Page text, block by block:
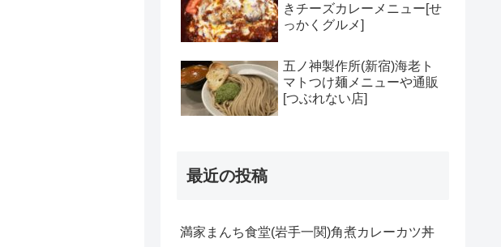
きチーズカレーメニュー[せ
っかくグルメ]
五ノ神製作所(新宿)海老ト
マトつけ麺メニューや通販
[つぶれない店]
最近の投稿
満家まんち食堂(岩手一関)角煮カレーカツ丼